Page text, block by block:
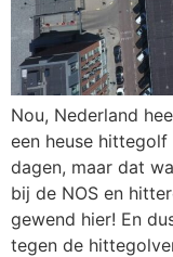
Nou, Nederland
een heuse
dagen, maar dat
bij de NOS en
gewend hier! En
tegen de